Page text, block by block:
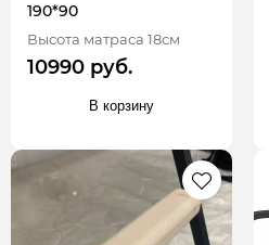
190*90
Высота матраса 18см
10990 руб.
В корзину